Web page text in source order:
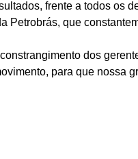
frente a todos os
que
dos
para que nossa